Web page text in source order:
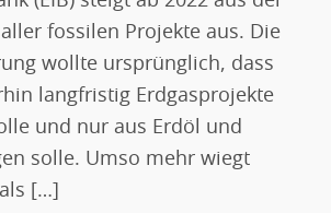
fossilen Projekte aus. Die
wollte ursprünglich, dass
langfristig Erdgasprojekte
und nur aus Erdöl und
solle. Umso mehr wiegt
[…]